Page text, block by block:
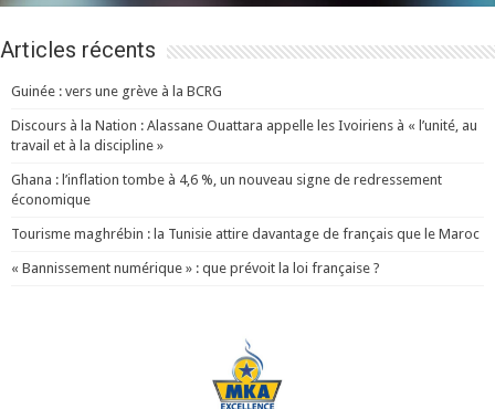
Articles récents
Guinée : vers une grève à la BCRG
Discours à la Nation : Alassane Ouattara appelle les Ivoiriens à « l’unité, au
travail et à la discipline »
Ghana : l’inflation tombe à 4,6 %, un nouveau signe de redressement
économique
Tourisme maghrébin : la Tunisie attire davantage de français que le Maroc
« Bannissement numérique » : que prévoit la loi française ?